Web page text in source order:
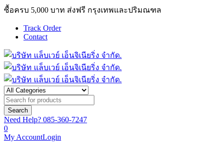
ซื้อครบ 5,000 บาท ส่งฟรี กรุงเทพและปริมณฑล
Track Order
Contact
Need Help? 085-360-7247
0
My AccountLogin